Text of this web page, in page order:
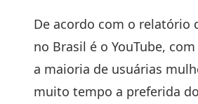
De acordo com o relatório
no Brasil é o YouTube,
a maioria de usuárias
muito tempo a preferida